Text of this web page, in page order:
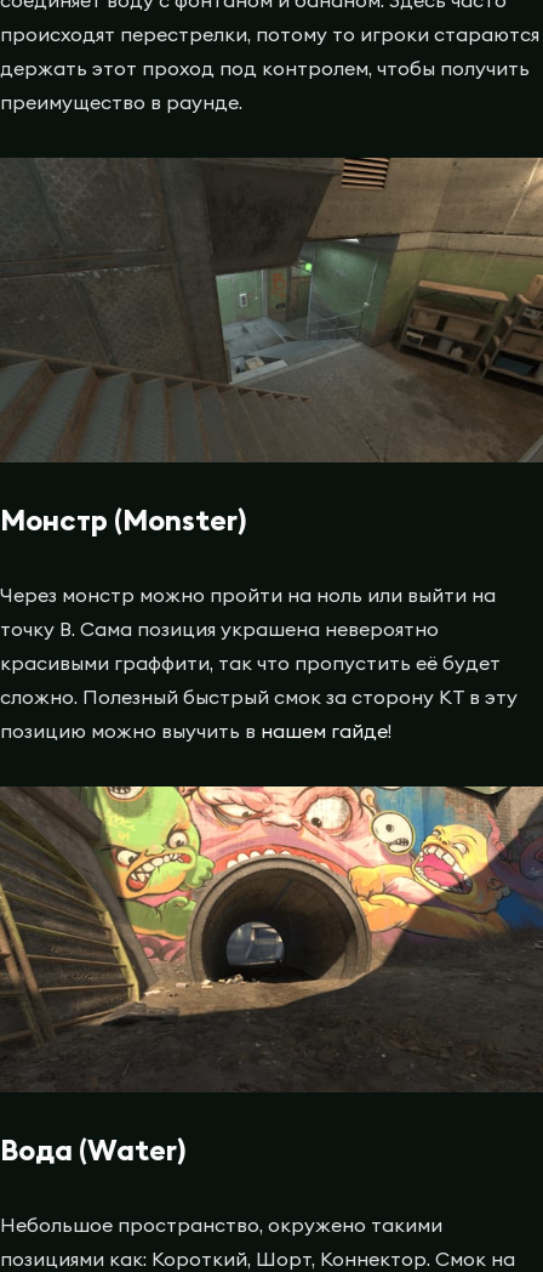
происходят перестрелки, потому то игроки стараются
держать этот проход под контролем, чтобы получить
преимущество в раунде.
Монстр (Monster)
Через монстр можно пройти на ноль или выйти на
точку B. Сама позиция украшена невероятно
красивыми граффити, так что пропустить её будет
сложно. Полезный быстрый смок за сторону КТ в эту
позицию можно выучить в нашем гайде!
Вода (Water)
Небольшое пространство, окружено такими
позициями как: Короткий, Шорт, Коннектор. Смок на